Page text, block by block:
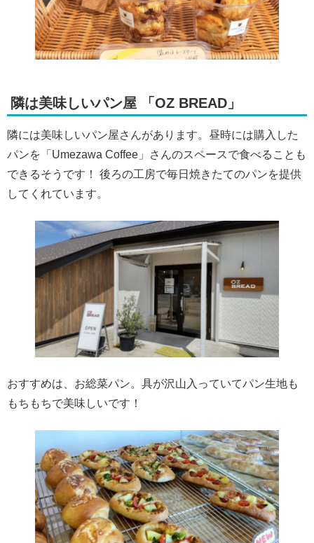
隣は美味しいパン屋 「OZ BREAD」
隣には美味しいパン屋さんがあります。昼時には購入した
パンを「Umezawa Coffee」さんのスペースで食べることも
できるそうです！ 後ろの工房で毎日焼きたてのパンを提供
してくれています。
おすすめは、お総菜パン。具が沢山入っていてパン生地も
もちもちで美味しいです！